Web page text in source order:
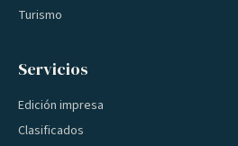
Turismo
Servicios
Edición impresa
Clasificados